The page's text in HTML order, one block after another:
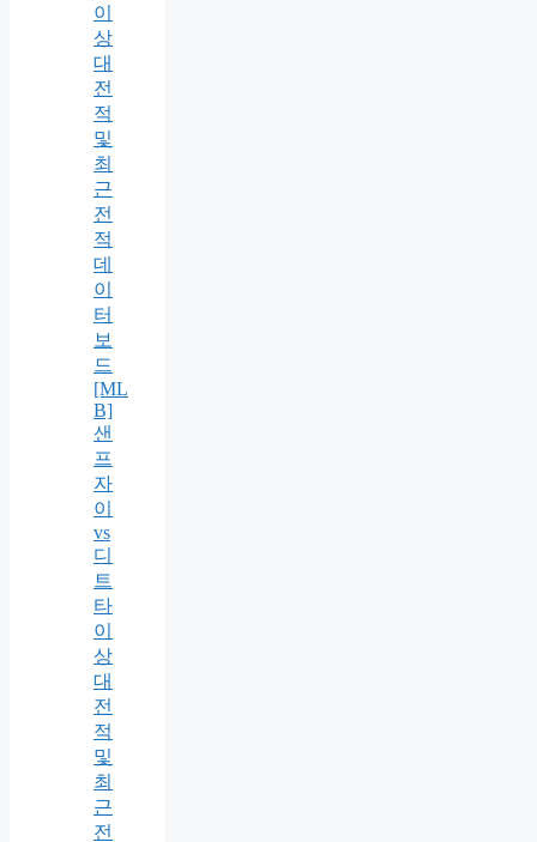
이
상
대
전
적
및
최
근
전
적
데
이
터
보
드
[ML
B]
샌
프
자
이
vs
디
트
타
이
상
대
전
적
및
최
근
전